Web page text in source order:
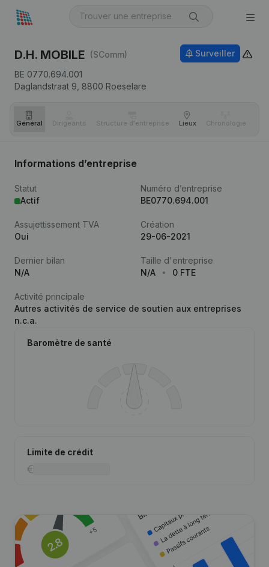
D.H. MOBILE (SComm)
BE 0770.694.001
Daglandstraat 9, 8800 Roeselare
Surveiller
Général Dirigeants Structure d'entreprise Lieux Chronologie
Informations d’entreprise
Statut
Actif
Numéro d’entreprise
BE0770.694.001
Assujettissement TVA
Oui
Création
29-06-2021
Dernier bilan
N/A
Taille d'entreprise
N/A
0 FTE
Activité principale
Autres activités de service de soutien aux entreprises
n.c.a.
Baromètre de santé
Limite de crédit